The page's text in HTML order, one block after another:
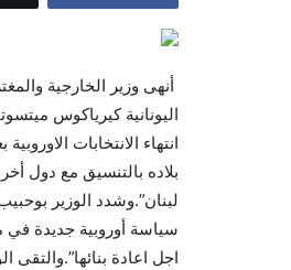
أنهى وزير الخارجية
اليونانية كيرياكوس
انتهاء الانتخابات
لبنان”.وشدد الوزير
سياسة أوروبية جديدة في
اجل اعادة